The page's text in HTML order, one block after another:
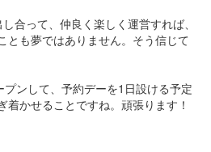
合って、仲良く楽しく運営すれば、
とも夢ではありません。そう信じて
ンして、予約デーを1日設ける予定
着かせることですね。頑張ります！